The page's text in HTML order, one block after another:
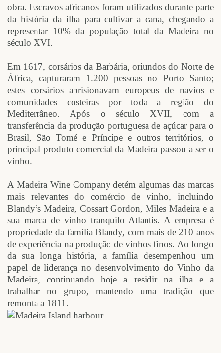
obra. Escravos africanos foram utilizados durante parte
da história da ilha para cultivar a cana, chegando a
representar 10% da população total da Madeira no
século XVI.
Em 1617, corsários da Barbária, oriundos do Norte de
África, capturaram 1.200 pessoas no Porto Santo;
estes corsários aprisionavam europeus de navios e
comunidades costeiras por toda a região do
Mediterrâneo. Após o século XVII, com a
transferência da produção portuguesa de açúcar para o
Brasil, São Tomé e Príncipe e outros territórios, o
principal produto comercial da Madeira passou a ser o
vinho.
A Madeira Wine Company detém algumas das marcas
mais relevantes do comércio de vinho, incluindo
Blandy’s Madeira, Cossart Gordon, Miles Madeira e a
sua marca de vinho tranquilo Atlantis. A empresa é
propriedade da família Blandy, com mais de 210 anos
de experiência na produção de vinhos finos. Ao longo
da sua longa história, a família desempenhou um
papel de liderança no desenvolvimento do Vinho da
Madeira, continuando hoje a residir na ilha e a
trabalhar no grupo, mantendo uma tradição que
remonta a 1811.